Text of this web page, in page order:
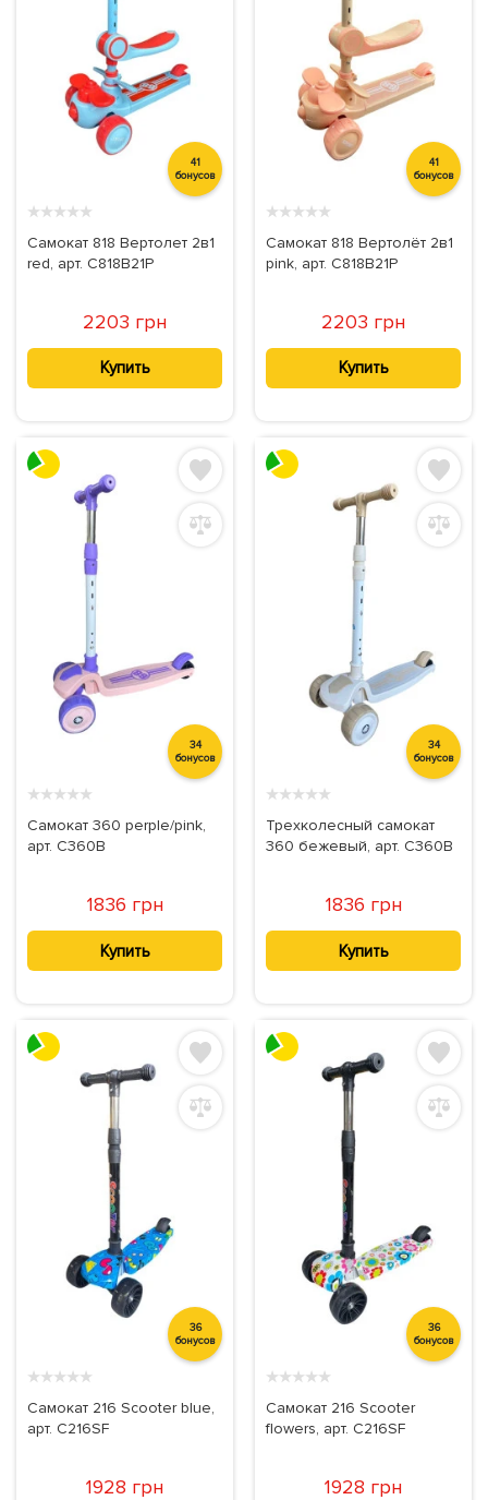
41
бонусов
★★★★★
Самокат 818 Вертолет 2в1
red, арт. C818B21P
2203 грн
Купить
41
бонусов
★★★★★
Самокат 818 Вертолёт 2в1
pink, арт. C818B21P
2203 грн
Купить
34
бонусов
★★★★★
Самокат 360 perple/pink,
арт. C360B
1836 грн
Купить
34
бонусов
★★★★★
Трехколесный самокат
360 бежевый, арт. C360B
1836 грн
Купить
36
бонусов
★★★★★
Самокат 216 Scooter blue,
арт. C216SF
1928 грн
36
бонусов
★★★★★
Самокат 216 Scooter
flowers, арт. C216SF
1928 грн